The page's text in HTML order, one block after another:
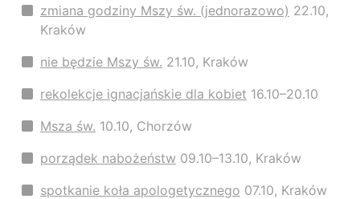
zmiana godziny Mszy św. (jednorazowo) 22.10,
Kraków
nie będzie Mszy św. 21.10, Kraków
rekolekcje ignacjańskie dla kobiet 16.10–20.10
Msza św. 10.10, Chorzów
porządek nabożeństw 09.10–13.10, Kraków
spotkanie koła apologetycznego 07.10, Kraków